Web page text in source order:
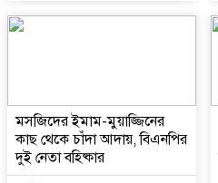
মসজিদের ইমাম-মুয়াজ্জিনের
কাছ থেকে চাঁদা আদায়, বিএনপির
দুই নেতা বহিষ্কার